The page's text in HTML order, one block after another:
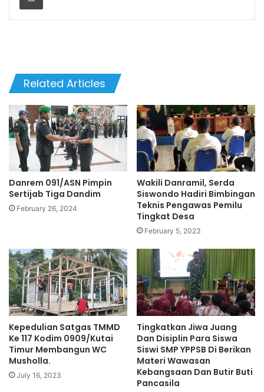
Related Articles
Danrem 091/ASN Pimpin
Sertijab Tiga Dandim
February 26, 2024
Wakili Danramil, Serda
Siswondo Hadiri Bimbingan
Teknis Pengawas Pemilu
Tingkat Desa
February 5, 2023
Kepedulian Satgas TMMD
Ke 117 Kodim 0909/Kutai
Timur Membangun WC
Musholla.
July 16, 2023
Tingkatkan Jiwa Juang
Dan Disiplin Para Siswa
Siswi SMP YPPSB Di Berikan
Materi Wawasan
Kebangsaan Dan Butir Buti
Pancasila